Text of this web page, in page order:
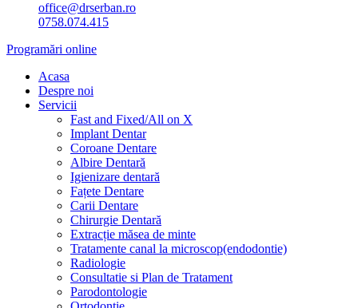
office@drserban.ro
0758.074.415
Programări online
Acasa
Despre noi
Servicii
Fast and Fixed/All on X
Implant Dentar
Coroane Dentare
Albire Dentară
Igienizare dentară
Fațete Dentare
Carii Dentare
Chirurgie Dentară
Extracție măsea de minte
Tratamente canal la microscop(endodontie)
Radiologie
Consultatie si Plan de Tratament
Parodontologie